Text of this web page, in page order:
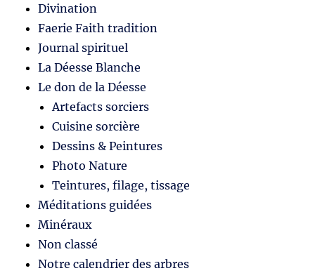
Divination
Faerie Faith tradition
Journal spirituel
La Déesse Blanche
Le don de la Déesse
Artefacts sorciers
Cuisine sorcière
Dessins & Peintures
Photo Nature
Teintures, filage, tissage
Méditations guidées
Minéraux
Non classé
Notre calendrier des arbres